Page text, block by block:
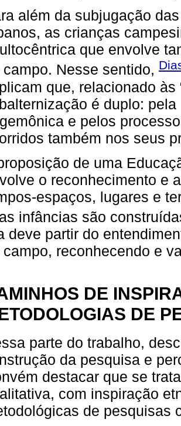
além da subjugação
as crianças
que envolve
campo. Nesse sentido,
que, relacionado
é duplo:
e pelos
também nos seus
de uma
o reconhecimento e
espaços, lugares e
infâncias são
deve partir do
campo, reconhecendo e
DE
DE
parte do trabalho,
da pesquisa e
destacar que se
com inspiração
de pesquisas